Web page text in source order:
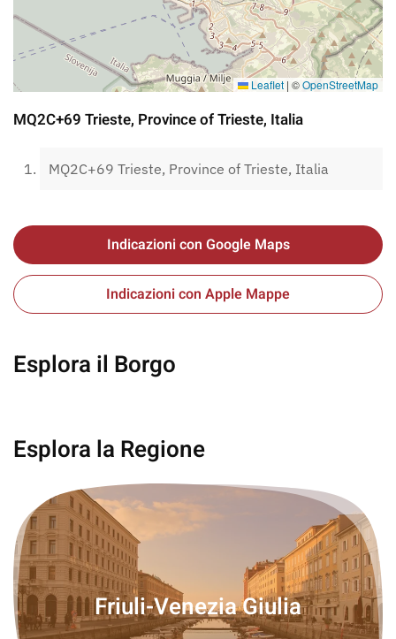
Leaflet | ©OpenStreetMap
MQ2C+69 Trieste, Province of Trieste, Italia
MQ2C+69 Trieste, Province of Trieste, Italia
Indicazioni con Google Maps
Indicazioni con Apple Mappe
Esplora il Borgo
Esplora la Regione
Friuli-Venezia Giulia